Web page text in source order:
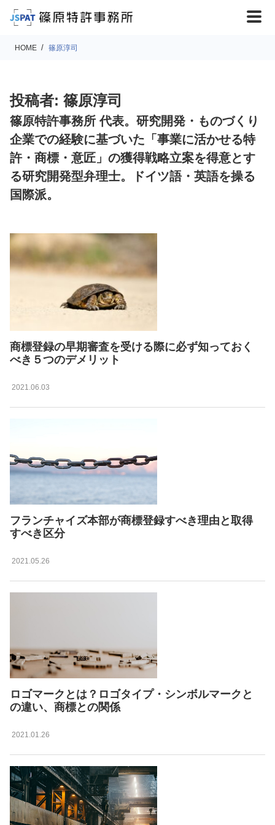
HOME 篠原淳司
投稿者: 篠原淳司
篠原特許事務所 代表。研究開発・ものづくり
企業での経験に基づいた「事業に活かせる特
許・商標・意匠」の獲得戦略立案を得意とす
る研究開発型弁理士。ドイツ語・英語を操る
国際派。
商標登録の早期審査を受ける際に必ず知っておく
べき５つのデメリット
2021.06.03
フランチャイズ本部が商標登録すべき理由と取得
すべき区分
2021.05.26
ロゴマークとは？ロゴタイプ・シンボルマークと
の違い、商標との関係
2021.01.26